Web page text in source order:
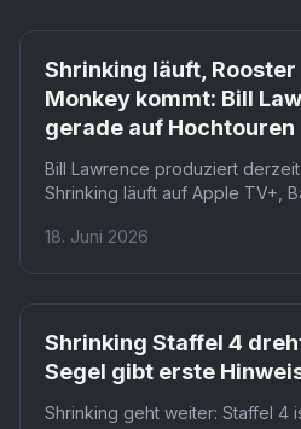
Shrinking läuft,
Monkey kommt: Bill
gerade auf Hochtouren
Bill Lawrence produziert
Shrinking läuft auf Apple TV+,
HBO im Writers Room. Kein
18. Juni 2026
Shrinking Staffel 4
Segel gibt erste
Shrinking geht weiter: Staffel 4